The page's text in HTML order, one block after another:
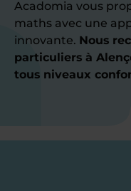
Acadomia vous
maths avec une
innovante. Nous
particuliers à
tous niveaux